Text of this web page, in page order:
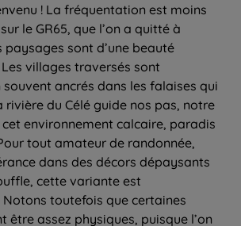
! La fréquentation est moins
le GR65, que l’on a quitté à
paysages sont d’une beauté
villages traversés sont
ancrés dans les falaises qui
rivière du Célé guide nos pas, notre
environnement calcaire, paradis
tout amateur de randonnée,
dans des décors dépaysants
cette variante est
toutefois que certaines
être assez physiques, puisque l’on